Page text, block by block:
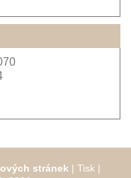
stránek | Tisk |